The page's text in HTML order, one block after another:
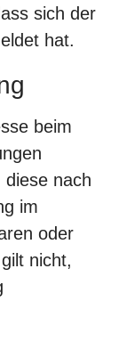
sich der
hat.
beim
nach
im
oder
nicht,